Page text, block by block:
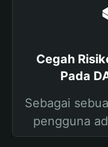
Cegah
Pada
Sebagai
pengguna